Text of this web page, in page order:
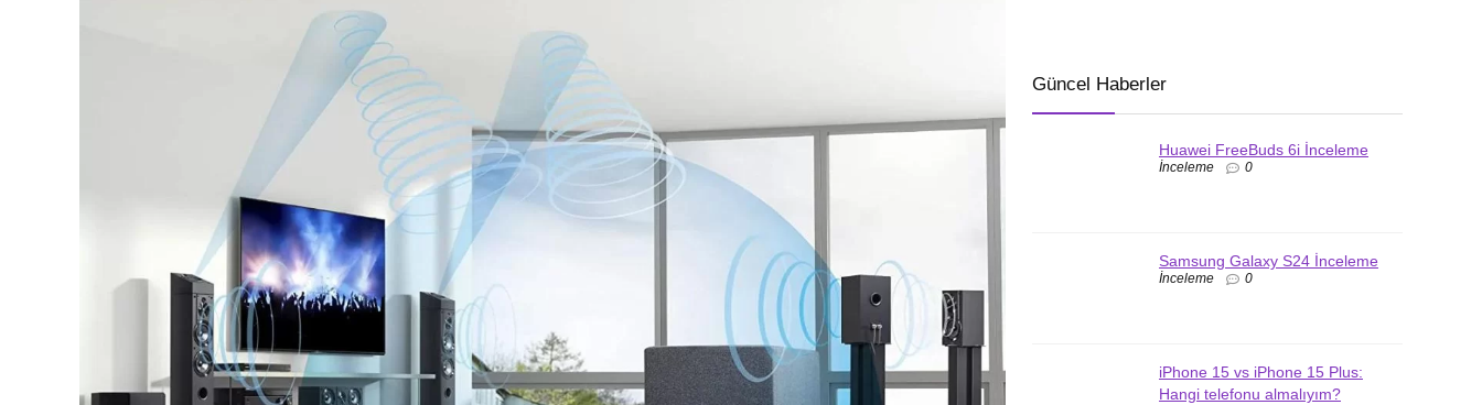
Güncel Haberler
Huawei FreeBuds 6i İnceleme
İnceleme 0
Samsung Galaxy S24 İnceleme
İnceleme 0
iPhone 15 vs iPhone 15 Plus:
Hangi telefonu almalıyım?